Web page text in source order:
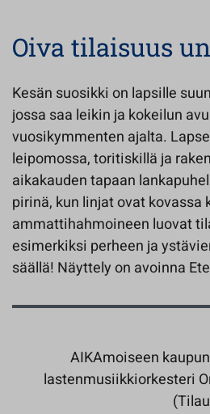
Oiva tilaisuus
Kesän suosikki on lapsille
jossa saa leikin ja kokeilun
vuosikymmenten ajalta.
leipomossa, toritiskillä ja
aikakauden tapaan
pirinä, kun linjat ovat
ammattihahmoineen luovat
esimerkiksi perheen ja
säällä! Näyttely on avoinna
AIKAmoiseen
lastenmusiikkiorkesteri